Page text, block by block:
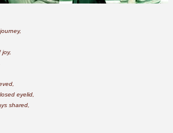
joy,
eyelid,
shared,